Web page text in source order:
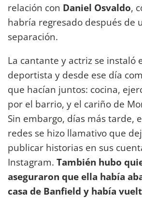
relación con Daniel Osvaldo,
habría regresado después de
separación.
La cantante y actriz se instaló
deportista y desde ese día
que hacían juntos: cocina,
por el barrio, y el cariño de
Sin embargo, días más tarde,
redes se hizo llamativo que
publicar historias en sus
Instagram. También hubo
aseguraron que ella había
casa de Banfield y había